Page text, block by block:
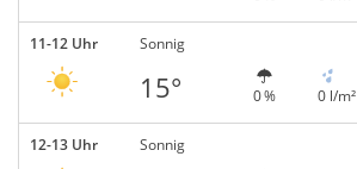
11-12 Uhr Sonnig
15° 0 % 0 l/m²
12-13 Uhr Sonnig